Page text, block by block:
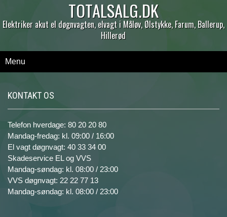
TOTALSALG.DK
Elektriker akut el døgnvagten, elvagt i Måløv, Ølstykke, Farum, Ballerup,
Hillerød
Menu
KONTAKT OS
Telefon hverdage: 80 20 20 80
Mandag-fredag: kl. 09:00 / 16:00
El vagt døgnvagt: 40 33 34 00
Skadeservice EL og VVS
Mandag-søndag: kl. 08:00 / 23:00
VVS døgnvagt: 22 22 77 13
Mandag-søndag: kl. 08:00 / 23:00